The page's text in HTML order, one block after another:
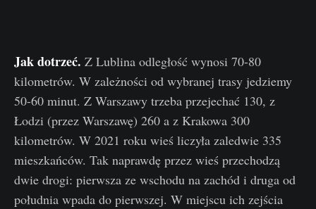
Jak dotrzeć. Z Lublina odległość wynosi 70-80
kilometrów. W zależności od wybranej trasy jedziemy
50-60 minut. Z Warszawy trzeba przejechać 130, z
Łodzi (przez Warszawę) 260 a z Krakowa 300
kilometrów. W 2021 roku wieś liczyła zaledwie 335
mieszkańców. Tak naprawdę przez wieś przechodzą
dwie drogi: pierwsza ze wschodu na zachód i druga od
południa wpada do pierwszej. W miejscu ich zejścia